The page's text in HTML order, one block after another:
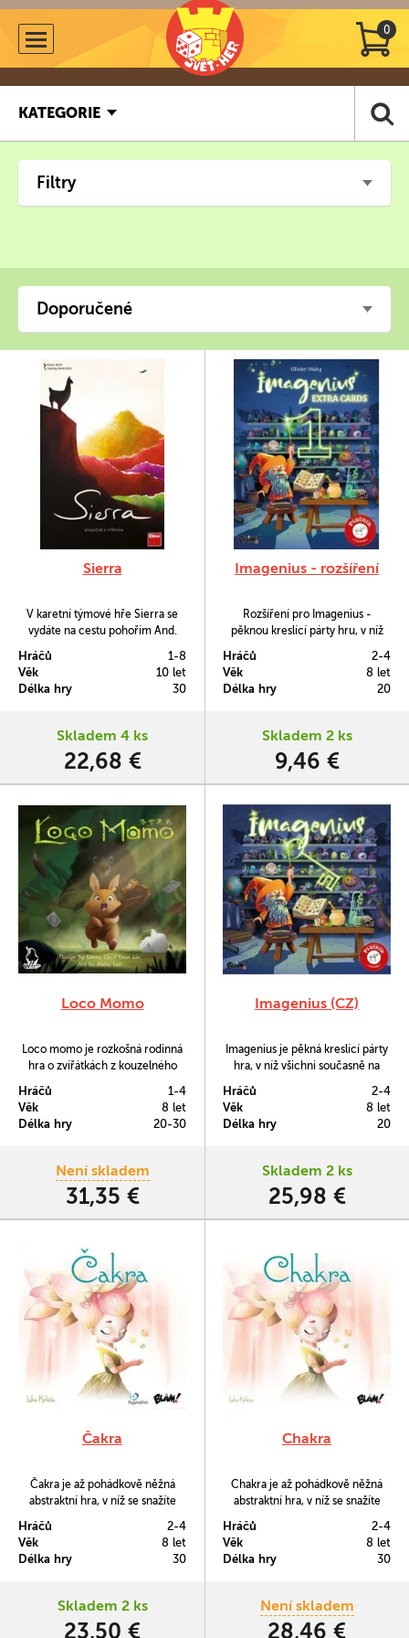
0
KATEGORIE
Filtry
Doporučené
Sierra
V karetní týmové hře Sierra se
vydáte na cestu pohořím And.
jak se tam dostat a jak rychle.
Skládat si budete vlastní krajinu
pomocí karet hor. Hra má
Hráčů
1-8
Věk
10 let
Délka hry
30
Skladem 4 ks
22,68 €
Imagenius - rozšíření
Rozšíření pro Imagenius -
pěknou kreslící párty hru, v níž
tabulkách spojujete obrázky z
kouzelné karty a snažíte se
uhodnout, jaký obrázek pod
Hráčů
2-4
Věk
8 let
Délka hry
20
Skladem 2 ks
9,46 €
Loco Momo
Loco momo je rozkošná rodinná
hra o zvířátkách z kouzelného
svého lesa nalezne fotoaparát -
všechna zvířátka ho chtějí.
Nakonec se rozhodnou, že jej
nejlepší skupinovou fotografii.
Hráčů
1-4
Věk
8 let
Délka hry
20-30
Není skladem
31,35 €
Imagenius (CZ)
Imagenius je pěkná kreslící párty
hra, v níž všichni současně na
obrázky z kouzelné karty a
snažíte se uhodnout, jaký obrázek
pod vašima rukama vzniká.
Hráčů
2-4
Věk
8 let
Délka hry
20
Skladem 2 ks
25,98 €
Čakra
Čakra je až pohádkově něžná
abstraktní hra, v níž se snažíte
zbavit se tak negativní energie.
Na svou hrací desku pokládáte
diamanty a snažíte se uspořádat
způsobem.
Hráčů
2-4
Věk
8 let
Délka hry
30
Skladem 2 ks
23,50 €
Chakra
Chakra je až pohádkově něžná
abstraktní hra, v níž se snažíte
zbavit se tak negativní energie.
Na svou hrací desku pokládáte
diamanty a snažíte se uspořádat
způsobem.
Hráčů
2-4
Věk
8 let
Délka hry
30
Není skladem
28,46 €